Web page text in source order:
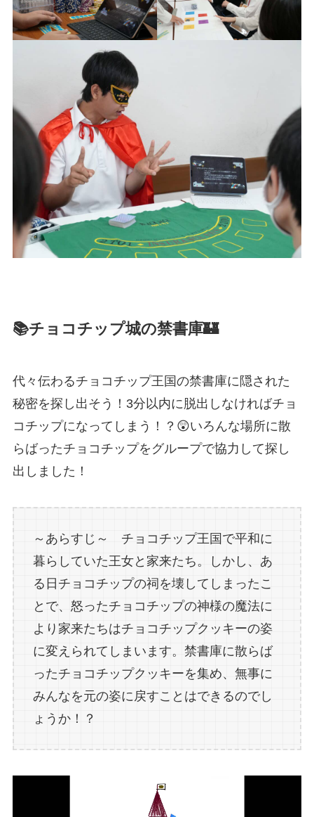
📚チョコチップ城の禁書庫🏰
代々伝わるチョコチップ王国の禁書庫に隠された
秘密を探し出そう！3分以内に脱出しなければチョ
コチップになってしまう！？😲いろんな場所に散
らばったチョコチップをグループで協力して探し
出しました！
～あらすじ～ チョコチップ王国で平和に
暮らしていた王女と家来たち。しかし、あ
る日チョコチップの祠を壊してしまったこ
とで、怒ったチョコチップの神様の魔法に
より家来たちはチョコチップクッキーの姿
に変えられてしまいます。禁書庫に散らば
ったチョコチップクッキーを集め、無事に
みんなを元の姿に戻すことはできるのでし
ょうか！？